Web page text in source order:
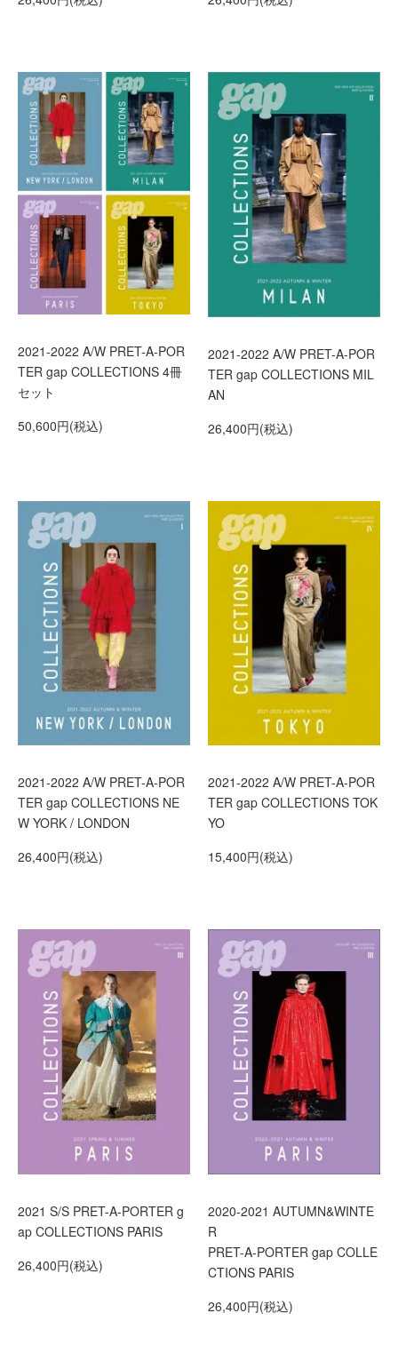
2021-2022 A/W PRET-A-POR
TER gap COLLECTIONS 4冊
セット
50,600円(税込)
2021-2022 A/W PRET-A-POR
TER gap COLLECTIONS MIL
AN
26,400円(税込)
2021-2022 A/W PRET-A-POR
TER gap COLLECTIONS NE
W YORK / LONDON
26,400円(税込)
2021-2022 A/W PRET-A-POR
TER gap COLLECTIONS TOK
YO
15,400円(税込)
2021 S/S PRET-A-PORTER g
ap COLLECTIONS PARIS
26,400円(税込)
2020-2021 AUTUMN&WINTE
R
PRET-A-PORTER gap COLLE
CTIONS PARIS
26,400円(税込)